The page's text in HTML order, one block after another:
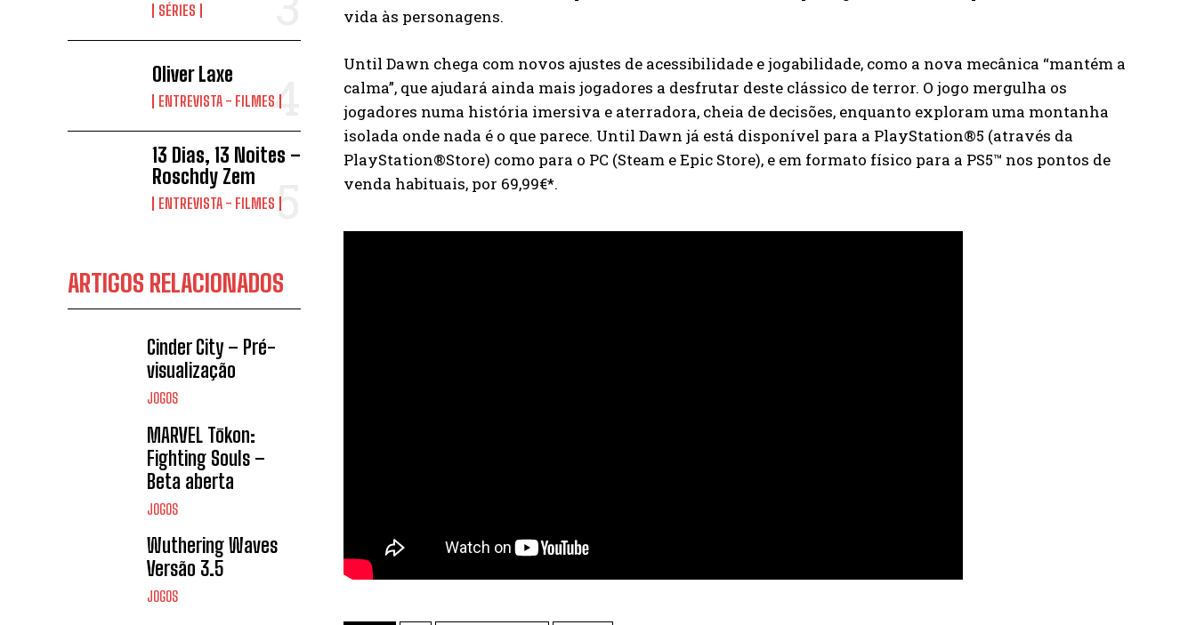
SÉRIES
Oliver Laxe
ENTREVISTA - FILMES
13 Dias, 13 Noites –
Roschdy Zem
ENTREVISTA - FILMES
ARTIGOS RELACIONADOS
Cinder City – Pré-
visualização
JOGOS
MARVEL Tōkon:
Fighting Souls –
Beta aberta
JOGOS
Wuthering Waves
Versão 3.5
JOGOS
vida às personagens.
Until Dawn chega com novos ajustes de acessibilidade e jogabilidade, como a nova mecânica “mantém a
calma”, que ajudará ainda mais jogadores a desfrutar deste clássico de terror. O jogo mergulha os
jogadores numa história imersiva e aterradora, cheia de decisões, enquanto exploram uma montanha
isolada onde nada é o que parece. Until Dawn já está disponível para a PlayStation®5 (através da
PlayStation®Store) como para o PC (Steam e Epic Store), e em formato físico para a PS5™ nos pontos de
venda habituais, por 69,99€*.